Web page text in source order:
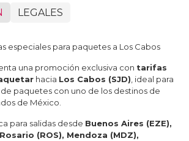
LEGALES
especiales para paquetes a Los Cabos
una promoción exclusiva con tarifas
hacia Los Cabos (SJD), ideal para
paquetes con uno de los destinos de
de México.
para salidas desde Buenos Aires (EZE),
(ROS), Mendoza (MDZ),